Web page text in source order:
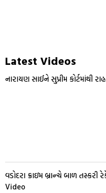
Latest Videos
નારાયણ સાઈને સુપ્રીમ કોર્ટમાંથી
વડોદરા ક્રાઇમ બ્રાન્ચે બાળ તસ્કરી
Video